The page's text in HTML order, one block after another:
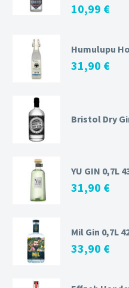
10,99 €
Humulupu
31,90 €
Bristol Dry
YU GIN 0,7L
31,90 €
Mil Gin 0,7L
33,90 €